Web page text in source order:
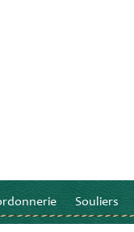
Souliers